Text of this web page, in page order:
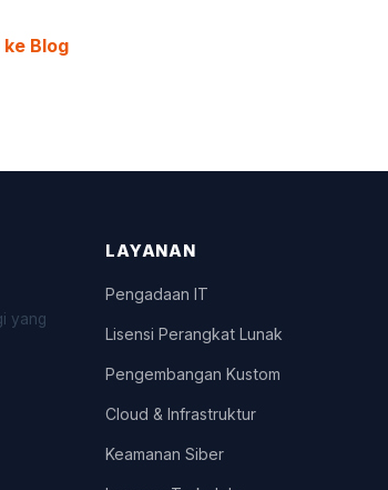
ke Blog
yang
LAYANAN
Pengadaan IT
Lisensi Perangkat Lunak
Pengembangan Kustom
Cloud & Infrastruktur
Keamanan Siber